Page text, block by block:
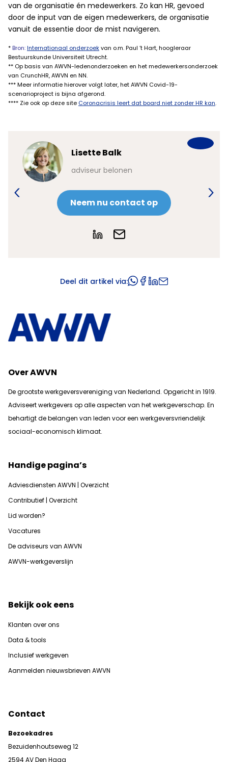
van de organisatie én medewerkers. Zo kan HR, gevoed
door de input van de eigen medewerkers, de organisatie
vanuit de essentie door de mist navigeren.
* Bron:Internationaal onderzoekvan o.m. Paul ’t Hart, hoogleraar
Bestuurskunde Universiteit Utrecht.
** Op basis van AWVN-ledenonderzoeken en het medewerkersonderzoek
van CrunchHR, AWVN en NN.
*** Meer informatie hierover volgt later, het AWVN Covid-19-
scenarioproject is bijna afgerond.
**** Zie ook op deze site Coronacrisis leert dat board niet zonder HR kan.
Lisette Balk
adviseur belonen
Neem nu contact op
Deel dit artikel via:
Over AWVN
De grootste werkgeversvereniging van Nederland. Opgericht in 1919.
Adviseert werkgevers op alle aspecten van het werkgeverschap. En
behartigt de belangen van leden voor een werkgeversvriendelijk
sociaal-economisch klimaat.
Handige pagina’s
Adviesdiensten AWVN | Overzicht
Contributief | Overzicht
Lid worden?
Vacatures
De adviseurs van AWVN
AWVN-werkgeverslijn
Bekijk ook eens
Klanten over ons
Data & tools
Inclusief werkgeven
Aanmelden nieuwsbrieven AWVN
Contact
Bezoekadres
Bezuidenhoutseweg 12
2594 AV Den Haag